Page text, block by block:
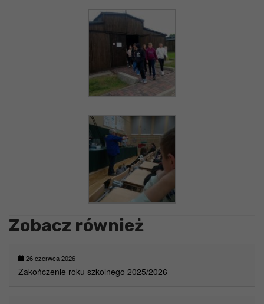
Zobacz również
26 czerwca 2026
Zakończenie roku szkolnego 2025/2026